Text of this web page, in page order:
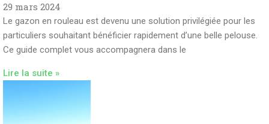
29 mars 2024
Le gazon en rouleau est devenu une solution privilégiée pour les
particuliers souhaitant bénéficier rapidement d’une belle pelouse.
Ce guide complet vous accompagnera dans le
Lire la suite »